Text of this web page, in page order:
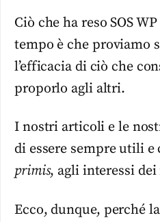
Ciò che ha reso SOS
tempo è che proviamo
l’efficacia di ciò che
proporlo agli altri.
I nostri articoli e le
di essere sempre utili
primis, agli interessi
Ecco, dunque, perché